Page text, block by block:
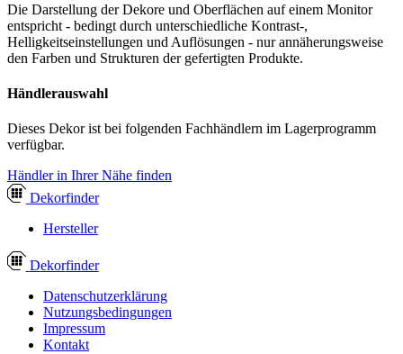
Die Darstellung der Dekore und Oberflächen auf einem Monitor
entspricht - bedingt durch unterschiedliche Kontrast-,
Helligkeitseinstellungen und Auflösungen - nur annäherungsweise
den Farben und Strukturen der gefertigten Produkte.
Händlerauswahl
Dieses Dekor ist bei folgenden Fachhändlern im Lagerprogramm
verfügbar.
Händler in Ihrer Nähe finden
Dekorfinder
Hersteller
Dekorfinder
Datenschutzerklärung
Nutzungsbedingungen
Impressum
Kontakt